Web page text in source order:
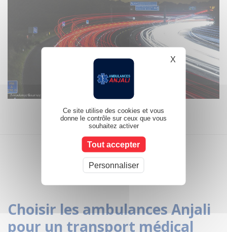
Choisir les ambulances Anjali
pour un transport médical
Ce site utilise des cookies et vous
donne le contrôle sur ceux que vous
souhaitez activer
Tout accepter
Personnaliser
X Masquer le